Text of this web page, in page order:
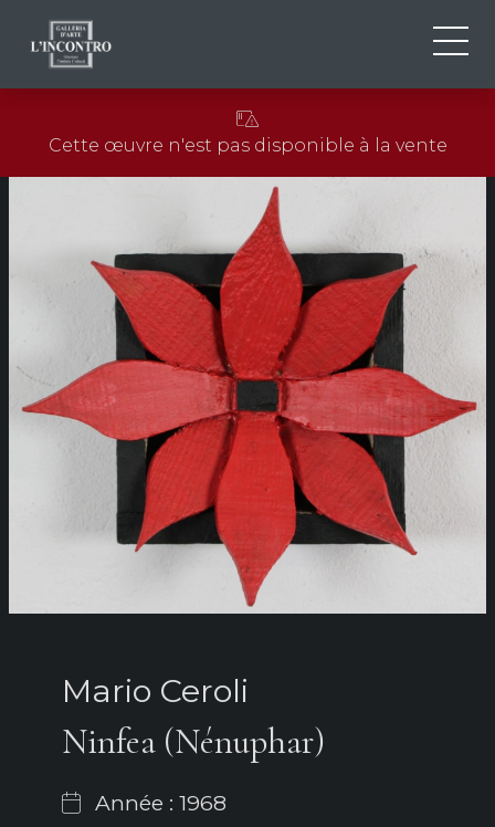
EN
FR
NEWS ED EVENTS
CONTACTS
Cette œuvre n'est pas disponible à la vente
Mario Ceroli
Ninfea (Nénuphar)
Année : 1968